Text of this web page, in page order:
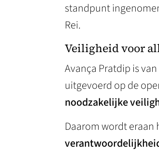
standpunt
Rei.
Veiligheid voor
Avança Pratdip is
uitgevoerd op de
noodzakelijke
Daarom wordt eraan